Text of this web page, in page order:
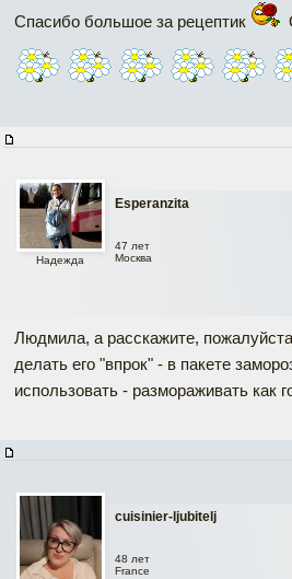
Спасибо большое за рецептик
Esperanzita
Надежда
47 лет
Москва
Людмила, а расскажите,
делать его "впрок" - в пакете
использовать - размораживать как
cuisinier-ljubitelj
48 лет
France